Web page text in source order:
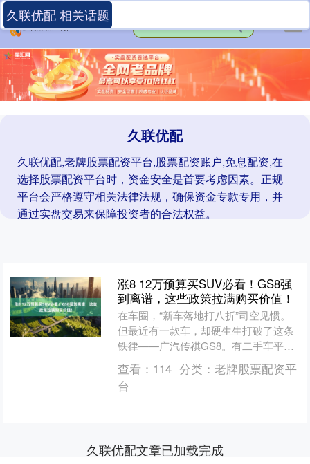
久联优配
久联优配,老牌股票配资平台,股票配资账户,免息配资,在
选择股票配资平台时，资金安全是首要考虑因素。正规
平台会严格遵守相关法律法规，确保资金专款专用，并
通过实盘交易来保障投资者的合法权益。
久联优配 相关话题
涨8 12万预算买SUV必看！GS8强
到离谱，这些政策拉满购买价值！
在车圈，“新车落地打八折”司空见惯。
但最近有一款车，却硬生生打破了这条
铁律——广汽传祺GS8。有二手车平台
的数据显示，一台2025年购买的GS8，
二手成交价居然....
查看： 114 分类： 老牌股票配资平
台
久联优配文章已加载完成